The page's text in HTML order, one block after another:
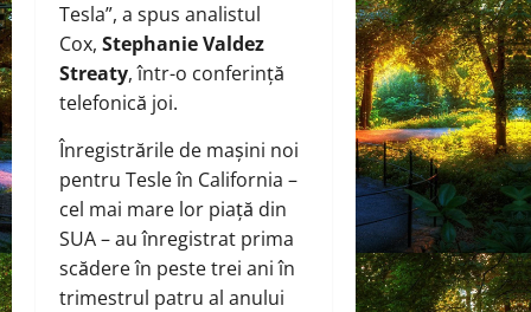
Tesla”, a spus analistul
Cox, Stephanie Valdez
Streaty, într-o conferință
telefonică joi.
Înregistrările de mașini noi
pentru Tesle în California –
cel mai mare lor piață din
SUA – au înregistrat prima
scădere în peste trei ani în
trimestrul patru al anului